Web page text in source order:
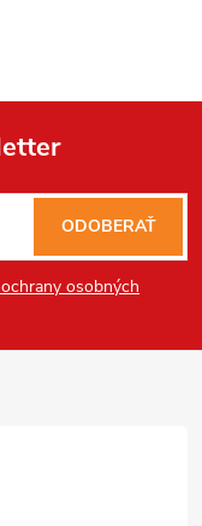
osobných
ODOBERAŤ